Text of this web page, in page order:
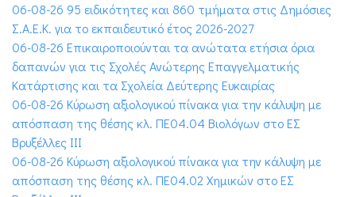
06-08-26 95 ειδικότητες και 860 τμήματα στις Δημόσιες
Σ.Α.Ε.Κ. για το εκπαιδευτικό έτος 2026-2027
06-08-26 Επικαιροποιούνται τα ανώτατα ετήσια όρια
δαπανών για τις Σχολές Ανώτερης Επαγγελματικής
Κατάρτισης και τα Σχολεία Δεύτερης Ευκαιρίας
06-08-26 Κύρωση αξιολογικού πίνακα για την κάλυψη με
απόσπαση της θέσης κλ. ΠΕ04.04 Βιολόγων στο ΕΣ
Βρυξέλλες ΙΙΙ
06-08-26 Κύρωση αξιολογικού πίνακα για την κάλυψη με
απόσπαση της θέσης κλ. ΠΕ04.02 Χημικών στο ΕΣ